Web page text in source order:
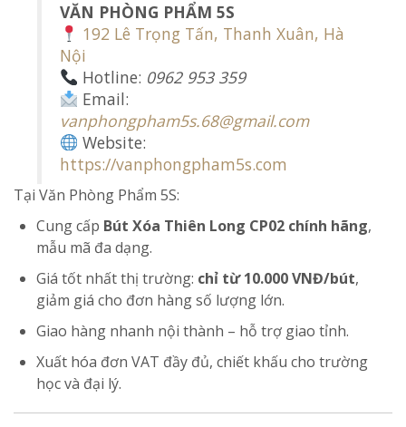
VĂN PHÒNG PHẨM 5S
192 Lê Trọng Tấn, Thanh Xuân, Hà
Nội
Hotline: 0962 953 359
Email:
vanphongpham5s.68@gmail.com
Website:
https://vanphongpham5s.com
Tại Văn Phòng Phẩm 5S:
Cung cấp Bút Xóa Thiên Long CP02 chính hãng,
mẫu mã đa dạng.
Giá tốt nhất thị trường: chỉ từ 10.000 VNĐ/bút,
giảm giá cho đơn hàng số lượng lớn.
Giao hàng nhanh nội thành – hỗ trợ giao tỉnh.
Xuất hóa đơn VAT đầy đủ, chiết khấu cho trường
học và đại lý.